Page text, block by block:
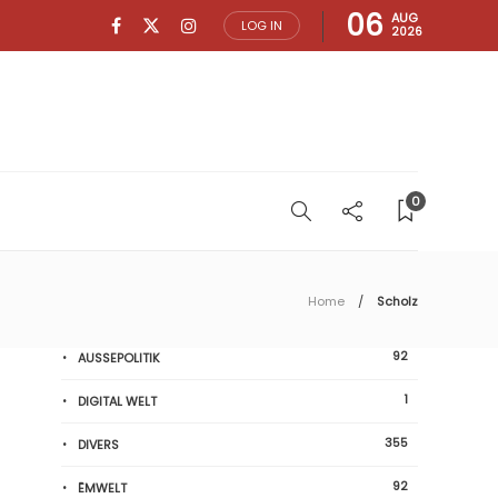
LOG IN 06 AUG
2026
0
Home Scholz
AUSSEPOLITIK 92
DIGITAL WELT 1
DIVERS 355
ËMWELT 92